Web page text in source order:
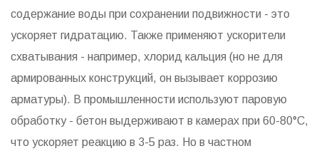
содержание воды при сохранении подвижности - это
ускоряет гидратацию. Также применяют ускорители
схватывания - например, хлорид кальция (но не для
армированных конструкций, он вызывает коррозию
арматуры). В промышленности используют паровую
обработку - бетон выдерживают в камерах при 60-80°C,
что ускоряет реакцию в 3-5 раз. Но в частном